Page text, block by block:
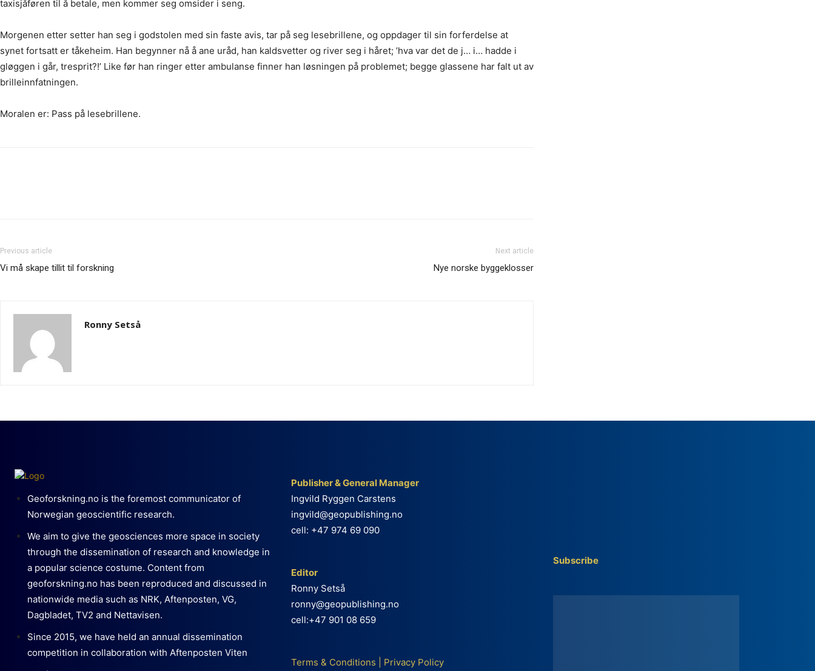
taxisjåføren til å betale, men kommer seg omsider i seng.
Morgenen etter setter han seg i godstolen med sin faste avis, tar på seg lesebrillene, og oppdager til sin forferdelse at
synet fortsatt er tåkeheim. Han begynner nå å ane uråd, han kaldsvetter og river seg i håret; ’hva var det de j… i… hadde i
gløggen i går, tresprit?!’ Like før han ringer etter ambulanse finner han løsningen på problemet; begge glassene har falt ut av
brilleinnfatningen.
Moralen er: Pass på lesebrillene.
Previous article
Vi må skape tillit til forskning
Next article
Nye norske byggeklosser
Ronny Setså
Geoforskning.no is the foremost communicator of
Norwegian geoscientific research.
We aim to give the geosciences more space in society
through the dissemination of research and knowledge in
a popular science costume. Content from
geoforskning.no has been reproduced and discussed in
nationwide media such as NRK, Aftenposten, VG,
Dagbladet, TV2 and Nettavisen.
Since 2015, we have held an annual dissemination
competition in collaboration with Aftenposten Viten
Publisher & General Manager
Ingvild Ryggen Carstens
ingvild@geopublishing.no
cell: +47 974 69 090
Editor
Ronny Setså
ronny@geopublishing.no
cell:+47 901 08 659
Terms & Conditions Privacy Policy
Subscribe